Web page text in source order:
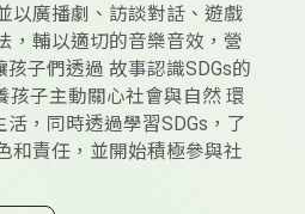
以廣播劇、訪談對話、遊戲
，輔以適切的音樂音效，營
子們透過 故事認識SDGs的
孩子主動關心社會與自然 環
，同時透過學習SDGs，了
和責任，並開始積極參與社